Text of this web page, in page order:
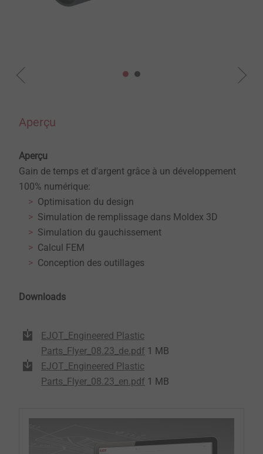
Aperçu
Aperçu
Gain de temps et d'argent grâce à un développement
100% numérique:
Optimisation du design
Simulation de remplissage dans Moldex 3D
Simulation du gauchissement
Calcul FEM
Conception des outillages
Downloads
EJOT_Engineered Plastic
Parts_Flyer_08.23_de.pdf 1 MB
EJOT_Engineered Plastic
Parts_Flyer_08.23_en.pdf 1 MB